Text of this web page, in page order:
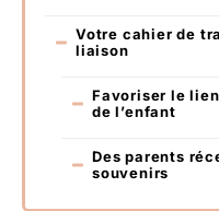
Votre cahier de
liaison
Favoriser le
de l’enfant
Des parents
souvenirs